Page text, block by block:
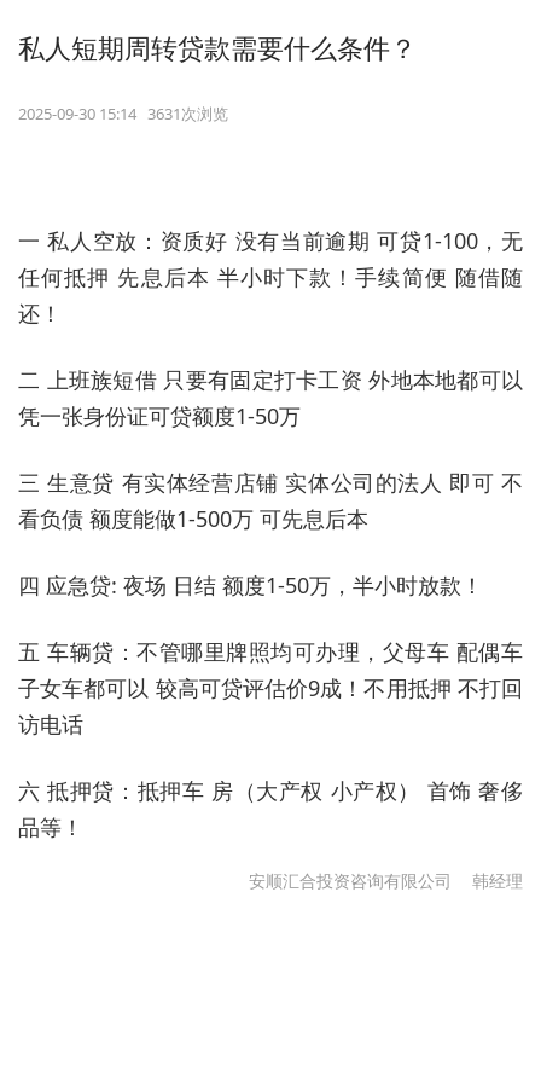
私人短期周转贷款需要什么条件？
2025-09-30 15:14 3631次浏览
一 私人空放：资质好 没有当前逾期 可贷1-100，无
任何抵押 先息后本 半小时下款！手续简便 随借随
还！
二 上班族短借 只要有固定打卡工资 外地本地都可以
凭一张身份证可贷额度1-50万
三 生意贷 有实体经营店铺 实体公司的法人 即可 不
看负债 额度能做1-500万 可先息后本
四 应急贷: 夜场 日结 额度1-50万，半小时放款！
五 车辆贷：不管哪里牌照均可办理，父母车 配偶车
子女车都可以 较高可贷评估价9成！不用抵押 不打回
访电话
六 抵押贷：抵押车 房（大产权 小产权） 首饰 奢侈
品等！
安顺汇合投资咨询有限公司 韩经理